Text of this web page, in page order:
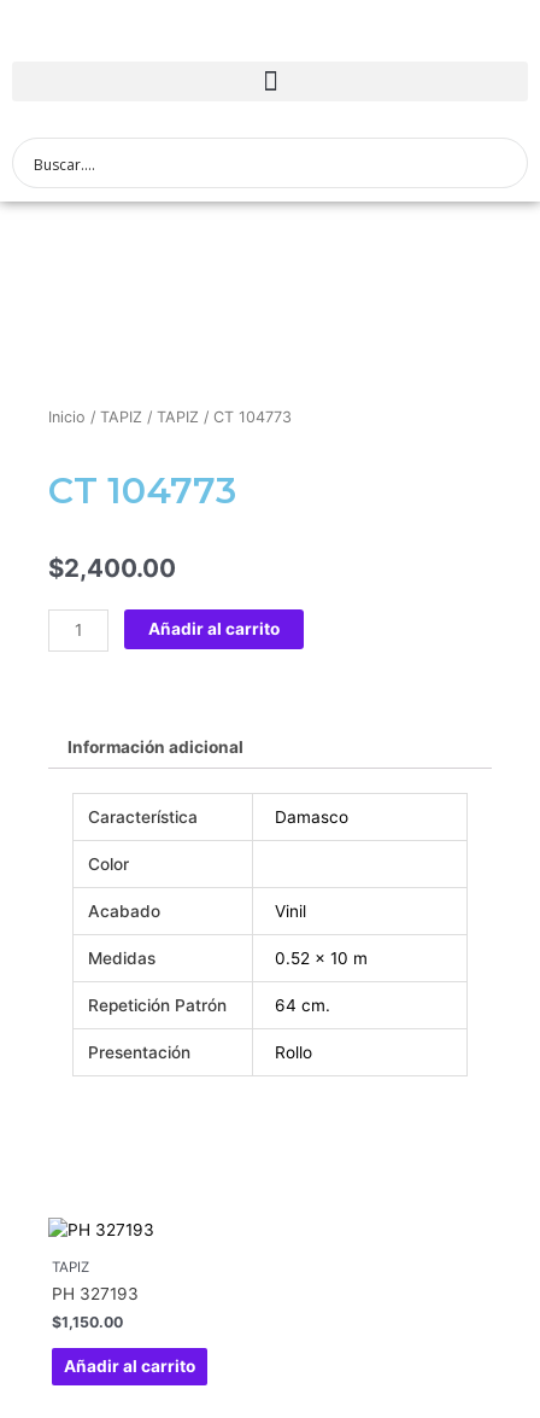
Inicio / TAPIZ / TAPIZ / CT 104773
CT 104773
$2,400.00
Añadir al carrito
Información adicional
Característica Damasco
Color
Acabado Vinil
Medidas 0.52 x 10 m
Repetición Patrón 64 cm.
Presentación Rollo
TAPIZ
PH 327193
$1,150.00
Añadir al carrito